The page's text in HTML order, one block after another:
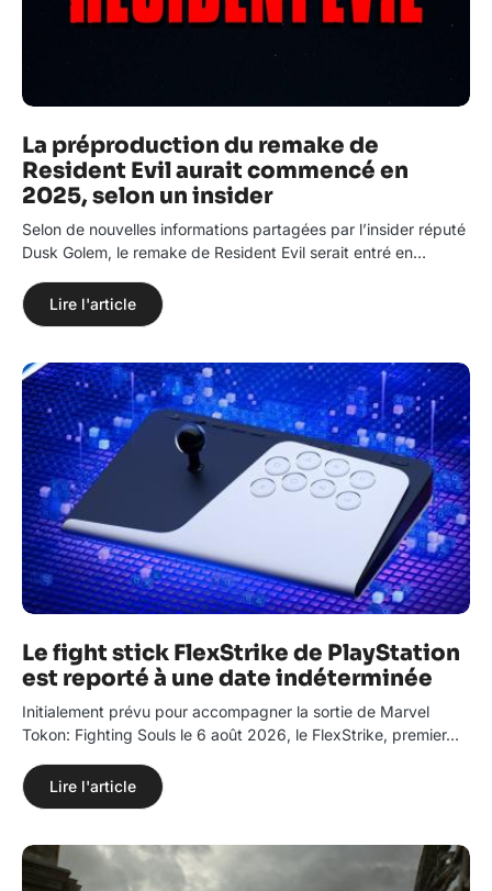
La préproduction du remake de
Resident Evil aurait commencé en
2025, selon un insider
Selon de nouvelles informations partagées par l’insider réputé
Dusk Golem, le remake de Resident Evil serait entré en…
Lire l'article
Le fight stick FlexStrike de PlayStation
est reporté à une date indéterminée
Initialement prévu pour accompagner la sortie de Marvel
Tokon: Fighting Souls le 6 août 2026, le FlexStrike, premier…
Lire l'article